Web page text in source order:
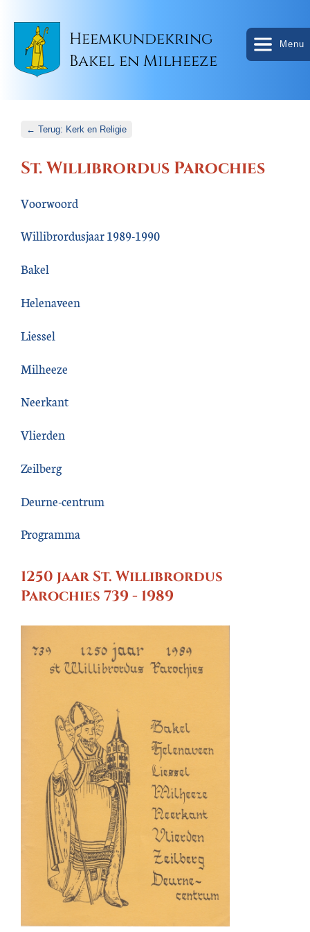
Heemkundekring
Bakel en Milheeze
Menu
← Terug: Kerk en Religie
St. Willibrordus Parochies
Voorwoord
Willibrordusjaar 1989-1990
Bakel
Helenaveen
Liessel
Milheeze
Neerkant
Vlierden
Zeilberg
Deurne-centrum
Programma
1250 jaar St. Willibrordus
Parochies 739 - 1989